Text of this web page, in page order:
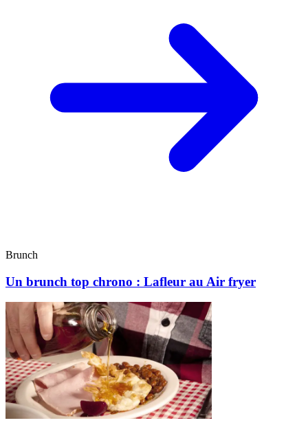
Brunch
Un brunch top chrono : Lafleur au Air fryer